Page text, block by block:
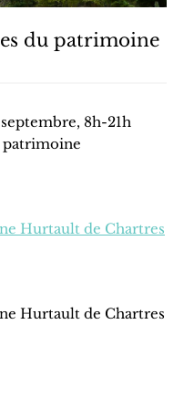
du patrimoine
8h-21h
patrimoine
Hurtault de Chartres
Hurtault de Chartres